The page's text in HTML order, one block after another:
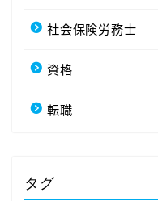
社会保険労務士
資格
転職
タグ